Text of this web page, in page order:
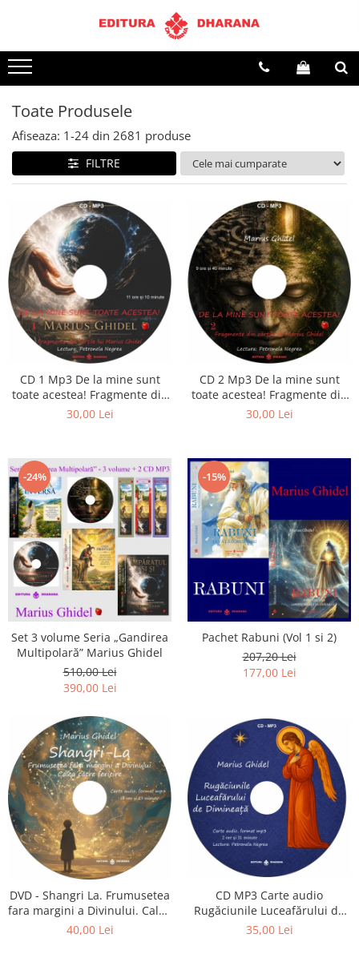
Terapii
Dietoterapie
Toate Produsele
Afiseaza: 1-24 din 2681 produse
FILTRE
CD 1 Mp3 De la mine sunt
toate acestea! Fragmente din
cărțile lui Marius Ghidel
30,00 Lei
CD 2 Mp3 De la mine sunt
toate acestea! Fragmente din
cărțile lui Marius Ghidel
30,00 Lei
-24%
Set 3 volume Seria „Gandirea
Multipolară” Marius Ghidel
510,00 Lei
390,00 Lei
-15%
Pachet Rabuni (Vol 1 si 2)
207,20 Lei
177,00 Lei
DVD - Shangri La. Frumusetea
fara margini a Divinului. Calea
catre fericire
40,00 Lei
CD MP3 Carte audio
Rugăciunile Luceafărului de
dimineață
35,00 Lei